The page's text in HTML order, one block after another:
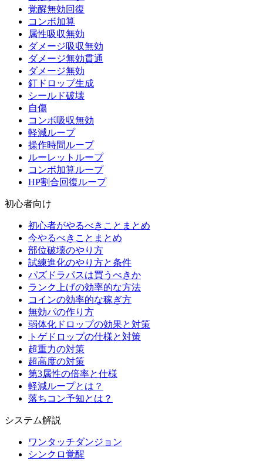
覚醒無効回復
コンボ加算
属性吸収無効
ダメージ吸収無効
ダメージ無効貫通
ダメージ無効
釘ドロップ生成
シールド破壊
自傷
コンボ吸収無効
軽減ループ
操作時間ループ
ルーレットループ
コンボ加算ループ
HP割合回復ループ
初心者向け
初心者がやるべきことまとめ
今やるべきことまとめ
部位破壊のやり方
試練進化のやり方と条件
パズドラパスは買うべきか
ランク上げの効率的な方法
コインの効率的な稼ぎ方
無効パの作り方
弱体化ドロップの効果と対策
トゲドロップの仕様と対策
超重力の対策
超高度の対策
第3属性の倍率と仕様
軽減ループとは？
落ちコン予知とは？
システム解説
ワンタッチダンジョン
シンクロ覚醒